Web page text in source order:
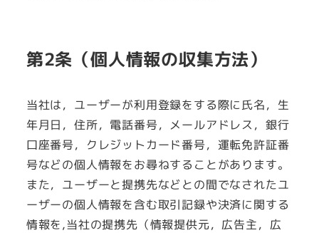
第2条（個人情報の収集方法）
当社は，ユーザーが利用登録をする際に氏名，生
年月日，住所，電話番号，メールアドレス，銀行
口座番号，クレジットカード番号，運転免許証番
号などの個人情報をお尋ねすることがあります。
また，ユーザーと提携先などとの間でなされたユ
ーザーの個人情報を含む取引記録や決済に関する
情報を,当社の提携先（情報提供元，広告主，広